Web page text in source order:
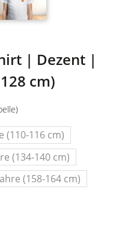
| Dezent |
cm)
(110-116 cm)
(134-140 cm)
(158-164 cm)